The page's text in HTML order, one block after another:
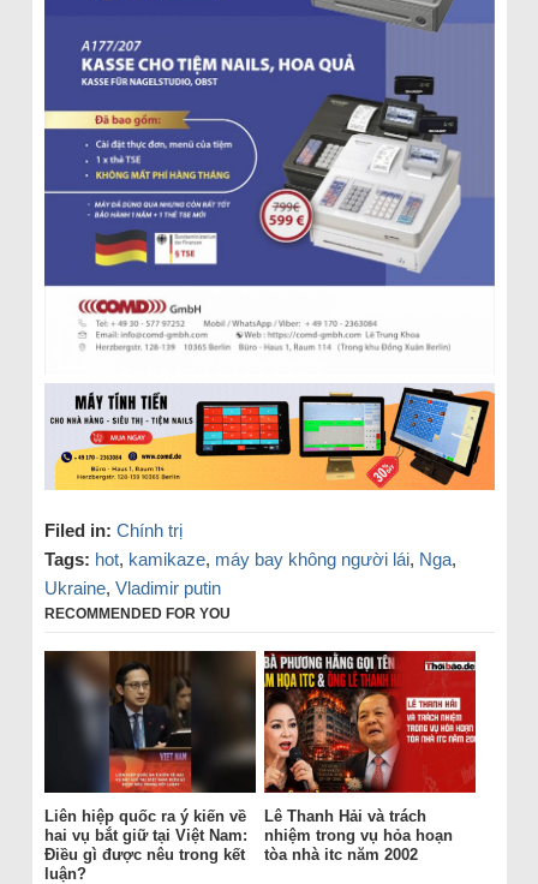
Filed in: Chính trị
Tags: hot, kamikaze, máy bay không người lái, Nga,
Ukraine, Vladimir putin
RECOMMENDED FOR YOU
Liên hiệp quốc ra ý kiến về
hai vụ bắt giữ tại Việt Nam:
Điều gì được nêu trong kết
luận?
Lê Thanh Hải và trách
nhiệm trong vụ hỏa hoạn
tòa nhà itc năm 2002